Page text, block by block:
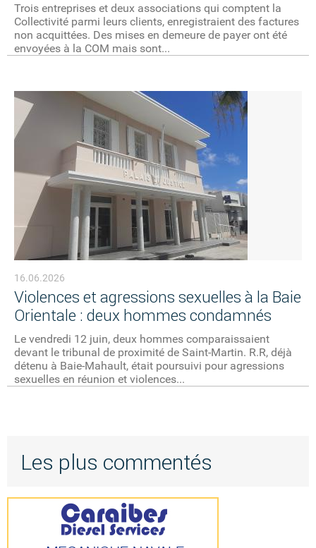
Trois entreprises et deux associations qui comptent la
Collectivité parmi leurs clients, enregistraient des factures
non acquittées. Des mises en demeure de payer ont été
envoyées à la COM mais sont...
16.06.2026
Violences et agressions sexuelles à la Baie
Orientale : deux hommes condamnés
Le vendredi 12 juin, deux hommes comparaissaient
devant le tribunal de proximité de Saint-Martin. R.R, déjà
détenu à Baie-Mahault, était poursuivi pour agressions
sexuelles en réunion et violences...
Les plus commentés